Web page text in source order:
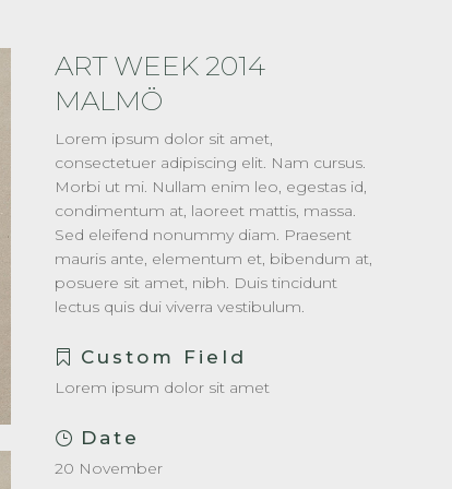
ART WEEK 2014
MALMÖ
Lorem ipsum dolor sit amet,
consectetuer adipiscing elit. Nam cursus.
Morbi ut mi. Nullam enim leo, egestas id,
condimentum at, laoreet mattis, massa.
Sed eleifend nonummy diam. Praesent
mauris ante, elementum et, bibendum at,
posuere sit amet, nibh. Duis tincidunt
lectus quis dui viverra vestibulum.
Custom Field
Lorem ipsum dolor sit amet
Date
20 November